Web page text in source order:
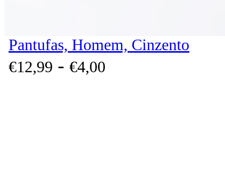
Pantufas, Homem, Cinzento
€12,99 - €4,00